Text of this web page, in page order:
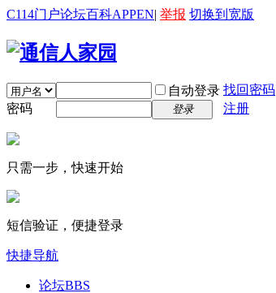
C114门户论坛百科APPEN| 举报 切换到宽版
自动登录 找回密码
密码
登录 注册
只需一步，快速开始
短信验证，便捷登录
快捷导航
论坛BBS